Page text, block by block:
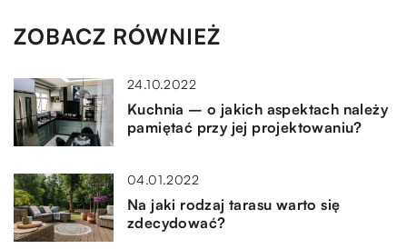
ZOBACZ RÓWNIEŻ
24.10.2022
Kuchnia – o jakich aspektach należy
pamiętać przy jej projektowaniu?
04.01.2022
Na jaki rodzaj tarasu warto się
zdecydować?